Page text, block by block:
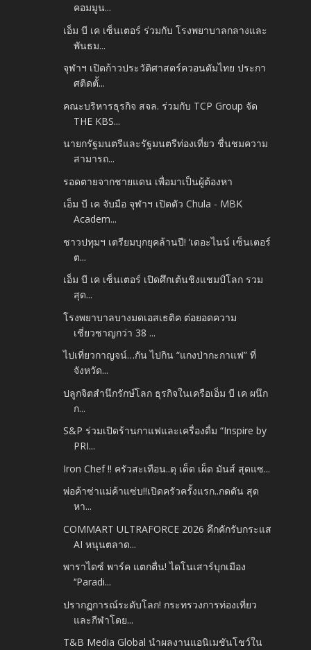
คอมมูน...
เอ็ม บี เค เซ็นเตอร์ ร่วมกับ โรงพยาบาลกลางและ
พันธม...
จุฬาฯ เปิดก้าวประวัติศาสตร์ควอนตัมไทย ประกา
ศติดตั้...
คณะบริหารธุรกิจ สจล. ร่วมกับ TCP Group จัด
THE KBS...
นายกรัฐมนตรีและรัฐมนตรีท่องเที่ยว ชื่นชมความ
สามารถ...
รอดตายจากชายแดน เพื่อมาเป็นผู้ต้องหา
เอ็ม บี เค จับมือ จุฬาฯ เปิดตัว Chula - MBK
Academ...
ชาวปทุมฯ เตรียมบุกยุคล้านปี! ‘เดอะไนน์ เซ็นเตอร์
ต...
เอ็ม บี เค เซ็นเตอร์ เปิดศึกเต้นชิงแชมป์โลก รวม
สุด...
โรงพยาบาลบางมดเอสเธติค ต่อยอดความ
เชี่ยวชาญกว่า 38 ...
ไปเที่ยวกาญจน์…กัน ไปกิน “แกงป่ากะกาแฟ” ที่
จังหวัด...
ปลูกจิตสำนึกรักษ์โลก ธุรกิจในเครือเอ็ม บี เค ผนึก
ก...
S&P ร่วมเปิดร้านกาแฟและเครื่องดื่ม “Inspire by
PRI...
Iron Chef !! ครัวสะเทือน..ดุ เด็ด เผ็ด มันส์ สุดแซ...
พ่อค้าซ่าแม่ค้าแซ่บ!!เปิดครัวครั้งแรก..กดดัน สุด
หา...
COMMART ULTRAFORCE 2026 คึกคักรับกระแส
AI หนุนตลาด...
พาราไดซ์ พาร์ค แตกตื่น! ไดโนเสาร์บุกเมือง
‘‘Paradi...
ปรากฏการณ์ระดับโลก! กระทรวงการท่องเที่ยว
และกีฬาโดย...
T&B Media Global นำผลงานแอนิเมชันโชว์ใน